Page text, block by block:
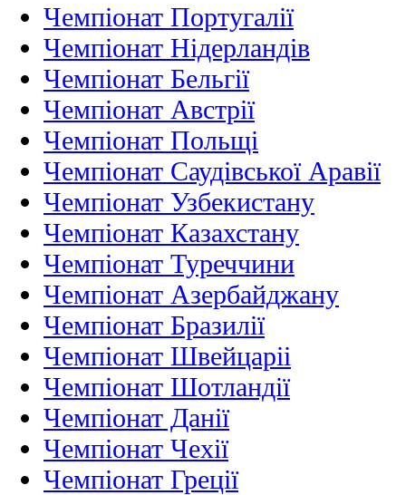
Чемпіонат Португалії
Чемпіонат Нідерландiв
Чемпіонат Бельгії
Чемпіонат Австрії
Чемпіонат Польщі
Чемпіонат Саудівської Аравії
Чемпіонат Узбекистану
Чемпіонат Казахстану
Чемпіонат Туреччини
Чемпіонат Азербайджану
Чемпіонат Бразилії
Чемпіонат Швейцаріі
Чемпіонат Шотландії
Чемпіонат Данії
Чемпіонат Чехії
Чемпіонат Греції